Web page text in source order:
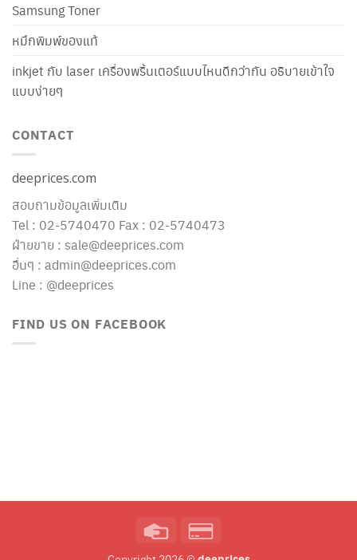
Samsung Toner
หมึกพิมพ์ของแท้
inkjet กับ laser เครื่องพริ้นเตอร์แบบไหนดีกว่ากัน อธิบายเข้าใจ
แบบง่ายๆ
CONTACT
deeprices.com
สอบถามข้อมูลเพิ่มเติม
Tel : 02-5740470 Fax : 02-5740473
ฝ่ายขาย : sale@deeprices.com
อื่นๆ : admin@deeprices.com
Line : @deeprices
FIND US ON FACEBOOK
Credit